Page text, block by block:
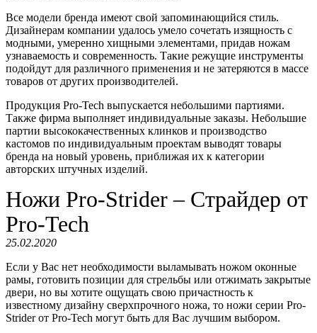
Все модели бренда имеют свой запоминающийся стиль.
Дизайнерам компании удалось умело сочетать изящность с
модными, умеренно хищными элементами, придав ножам
узнаваемость и современность. Такие режущие инструменты
подойдут для различного применения и не затеряются в массе
товаров от других производителей.
Продукция Pro-Tech выпускается небольшими партиями.
Также фирма выполняет индивидуальные заказы. Небольшие
партии высококачественных клинков и производство
кастомов по индивидуальным проектам выводят товары
бренда на новый уровень, приближая их к категории
авторских штучных изделий.
Ножи Pro-Strider – Страйдер от
Pro-Tech
25.02.2020
Если у Вас нет необходимости выламывать ножом оконные
рамы, готовить позиции для стрельбы или отжимать закрытые
двери, но вы хотите ощущать свою причастность к
известному дизайну сверхпрочного ножа, то ножи серии Pro-
Strider от Pro-Tech могут быть для Вас лучшим выбором.